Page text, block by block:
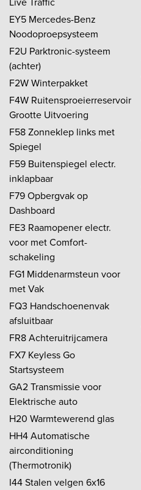
EY5 Mercedes-Benz
Noodoproepsysteem
F2U Parktronic-systeem
(achter)
F2W Winterpakket
F4W Ruitensproeierreservoir
Grootte Uitvoering
F58 Zonneklep links met
Spiegel
F59 Buitenspiegel electr.
inklapbaar
F79 Opbergvak op
Dashboard
FE3 Raamopener electr.
voor met Comfort-
schakeling
FG1 Middenarmsteun voor
met Vak
FQ3 Handschoenenvak
afsluitbaar
FR8 Achteruitrijcamera
FX7 Keyless Go
Startsysteem
GA2 Transmissie voor
Elektrische auto
H20 Warmtewerend glas
HH4 Automatische
airconditioning
(Thermotronik)
I44 Stalen velgen 6x16